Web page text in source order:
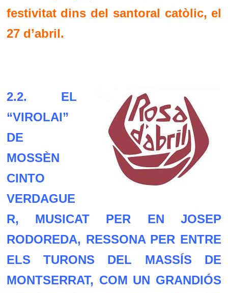
festivitat dins del santoral catòlic, el
27 d’abril.
2.2. EL
“VIROLAI”
DE
MOSSÈN
CINTO
VERDAGUE
R, MUSICAT PER EN JOSEP
RODOREDA, RESSONA PER ENTRE
ELS TURONS DEL MASSÍS DE
MONTSERRAT, COM UN GRANDIÓS